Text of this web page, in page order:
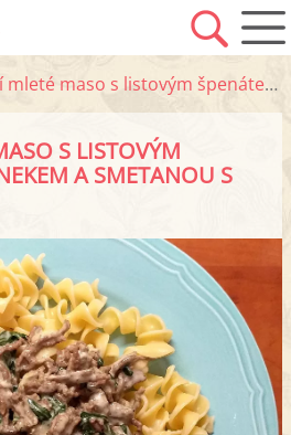
s listovým špenátem, česnekem a smetanou s těstovinami
S LISTOVÝM
A SMETANOU S